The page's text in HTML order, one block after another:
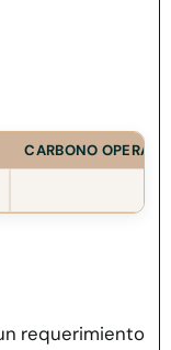
CARBONO
requerimiento